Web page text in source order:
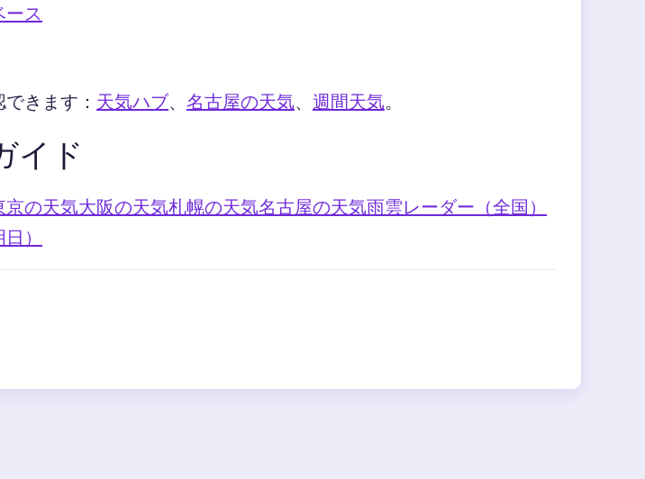
ース
きます： 天気ハブ、 名古屋の天気、 週間天気。
イド
京の天気大阪の天気札幌の天気名古屋の天気雨雲レーダー（全国）
）